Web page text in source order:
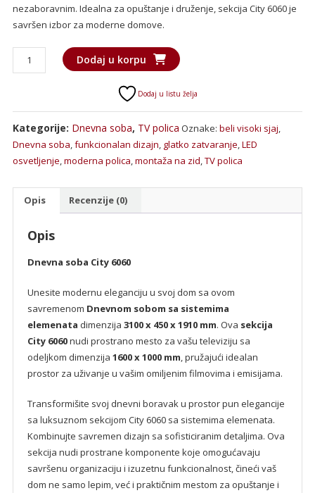
nezaboravnim. Idealna za opuštanje i druženje, sekcija City 6060 je
savršen izbor za moderne domove.
soba
Dodaj u korpu
Dodaj u listu želja
Kategorije: Dnevna soba, TV polica Oznake: beli visoki sjaj
Dnevna soba funkcionalan dizajn glatko zatvaranje LED
osvetljenje moderna polica montaža na zid TV polica
Opis Recenzije (0)
Opis
Dnevna soba City 6060
Unesite modernu eleganciju u svoj dom sa ovom
savremenom Dnevnom sobom sa sistemima
elemenata dimenzija 3100 x 450 x 1910 mm. Ova sekcija
City 6060nudi prostrano mesto za vašu televiziju sa
odeljkom dimenzija 1600 x 1000 mm , pružajući idealan
prostor za uživanje u vašim omiljenim filmovima i emisijama.
Transformišite svoj dnevni boravak u prostor pun elegancije
sa luksuznom sekcijom City 6060 sa sistemima elemenata.
Kombinujte savremen dizajn sa sofisticiranim detaljima. Ova
sekcija nudi prostrane komponente koje omogućavaju
savršenu organizaciju i izuzetnu funkcionalnost, čineći vaš
dom ne samo lepim, već i praktičnim mestom za opuštanje i